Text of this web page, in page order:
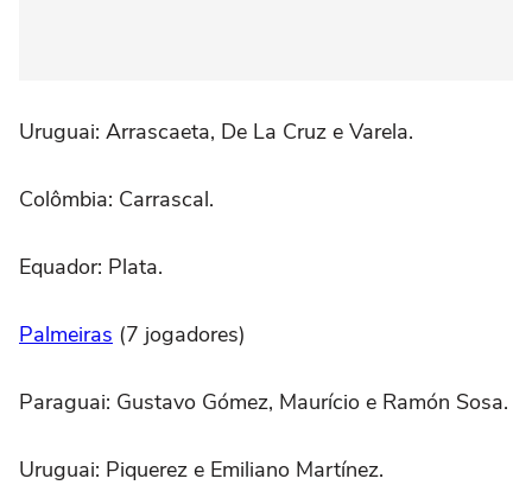
Uruguai: Arrascaeta, De La Cruz e Varela.
Colômbia: Carrascal.
Equador: Plata.
Palmeiras (7 jogadores)
Paraguai: Gustavo Gómez, Maurício e Ramón Sosa.
Uruguai: Piquerez e Emiliano Martínez.